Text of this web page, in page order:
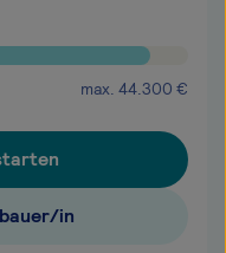
max. 44.300 €
in